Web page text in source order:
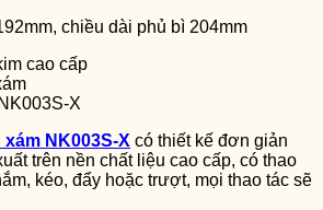
chiều dài phủ bì 204mm
cao cấp
NK003S-X
NK003S-X có thiết kế đơn giản
trên nền chất liệu cao cấp, có thao
kéo, đẩy hoặc trượt, mọi thao tác sẽ